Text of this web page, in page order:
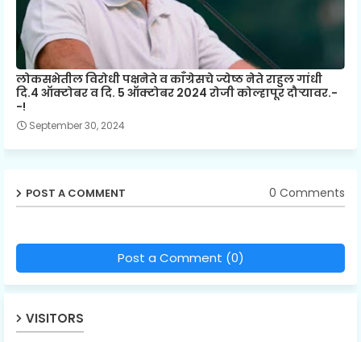
लोकसभेतील विरोधी पक्षनेते व काँग्रेसचे ज्येष्ठ नेते राहुल गांधी
दि.4 ऑक्टोबर व दि. 5 ऑक्टोबर 2024 रोजी कोल्हापूर दौऱ्यावर.-
-!
September 30, 2024
POST A COMMENT 0 Comments
Post a Comment (0)
VISITORS